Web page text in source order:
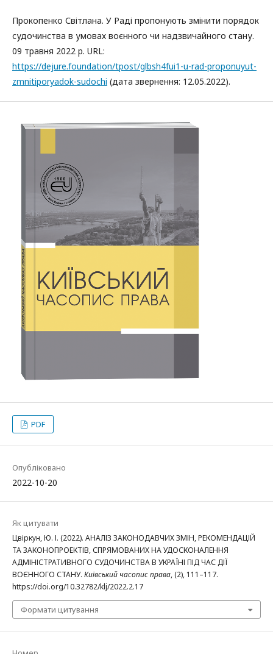
Прокопенко Світлана. У Раді пропонують змінити порядок
судочинства в умовах воєнного чи надзвичайного стану.
09 травня 2022 р. URL:
https://dejure.foundation/tpost/glbsh4fui1-u-rad-proponuyut-
zmnitiporyadok-sudochi (дата звернення: 12.05.2022).
PDF
Опубліковано
2022-10-20
Як цитувати
Цвіркун, Ю. І. (2022). АНАЛІЗ ЗАКОНОДАВЧИХ ЗМІН, РЕКОМЕНДАЦІЙ
ТА ЗАКОНОПРОЕКТІВ, СПРЯМОВАНИХ НА УДОСКОНАЛЕННЯ
АДМІНІСТРАТИВНОГО СУДОЧИНСТВА В УКРАЇНІ ПІД ЧАС ДІЇ
ВОЄННОГО СТАНУ. Київський часопис права, (2), 111–117.
https://doi.org/10.32782/klj/2022.2.17
Формати цитування